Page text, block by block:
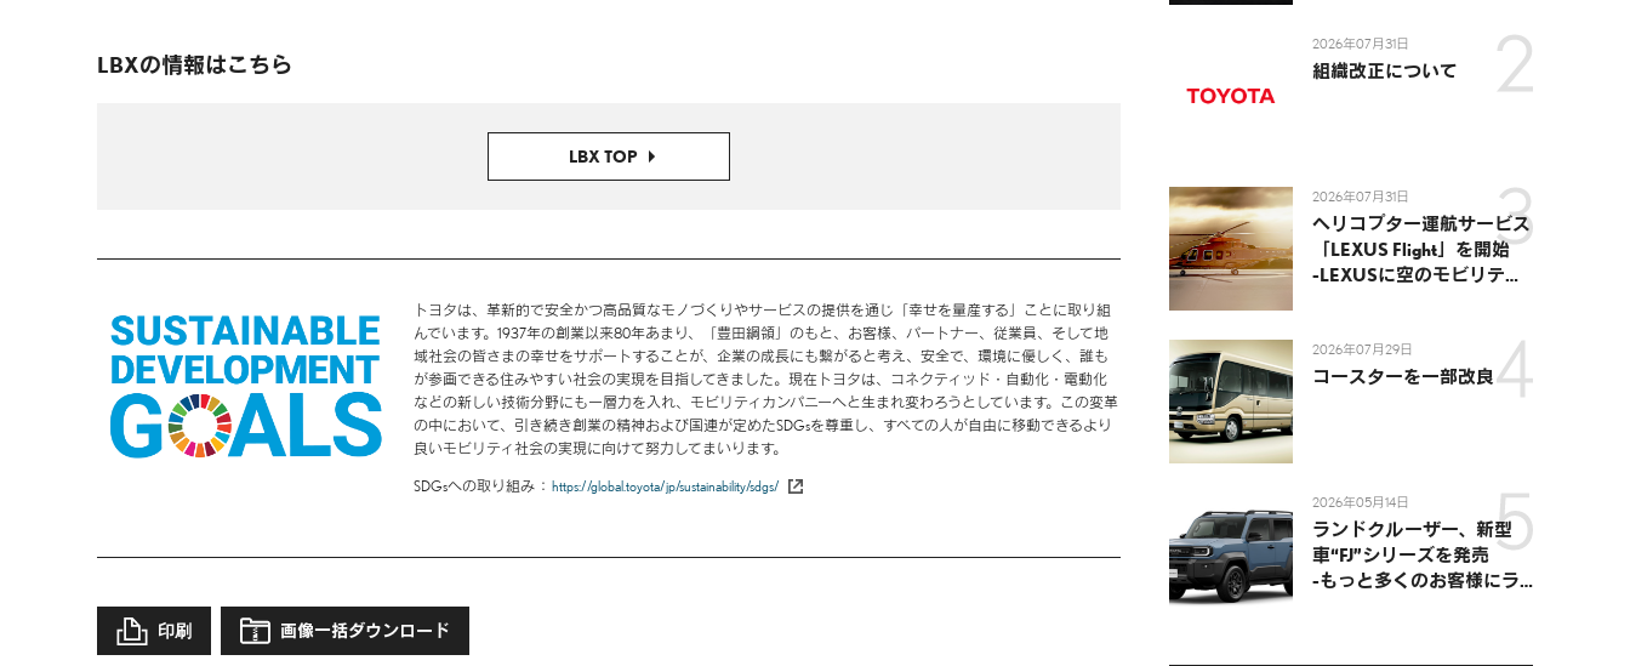
LBXの情報はこちら
LBX TOP
トヨタは、革新的で安全かつ高品質なモノづくりやサービスの提供を通じ「幸せを量産する」ことに取り組
んでいます。1937年の創業以来80年あまり、「豊田綱領」のもと、お客様、パートナー、従業員、そして地
域社会の皆さまの幸せをサポートすることが、企業の成長にも繋がると考え、安全で、環境に優しく、誰も
が参画できる住みやすい社会の実現を目指してきました。現在トヨタは、コネクティッド・自動化・電動化
などの新しい技術分野にも一層力を入れ、モビリティカンパニーへと生まれ変わろうとしています。この変革
の中において、引き続き創業の精神および国連が定めたSDGsを尊重し、すべての人が自由に移動できるより
良いモビリティ社会の実現に向けて努力してまいります。
SDGsへの取り組み https://global.toyota/jp/sustainability/sdgs/
印刷 画像一括ダウンロード
2026年07月31日
組織改正について
2026年07月31日
ヘリコプター運航サービス
「LEXUS Flight」を開始
-LEXUSに空のモビリティ
2026年07月29日
コースターを一部改良
2026年05月14日
ランドクルーザー、新型
車“FJ”シリーズを発売
-もっと多くのお客様にラ